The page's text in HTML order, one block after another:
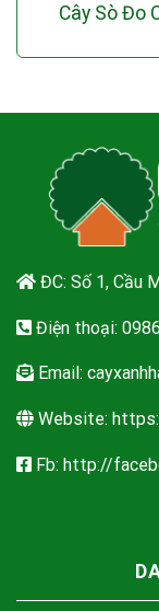
Cây Sò Đo
ĐC: Số 1, Cầu
Điện thoại:
Email:
Website:
Fb: http://